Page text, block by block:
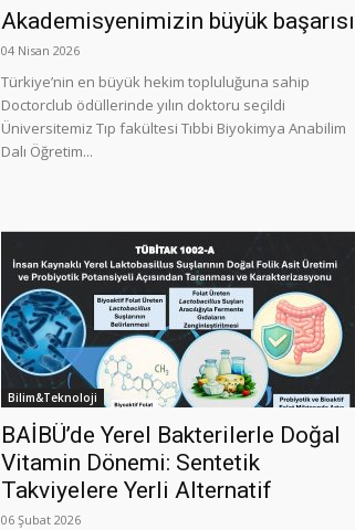
Akademisyenimizin büyük başarısı
04 Nisan 2026
Türkiye’nin en büyük hekim topluluğuna sahip
Doctorclub ödüllerinde yılın doktoru seçildi
Üniversitemiz Tıp fakültesi Tıbbi Biyokimya Anabilim
Dalı Öğretim...
Bilim&Teknoloji
BAİBÜ’de Yerel Bakterilerle Doğal
Vitamin Dönemi: Sentetik
Takviyelere Yerli Alternatif
06 Şubat 2026